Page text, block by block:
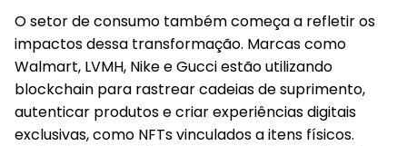
O setor de consumo também começa a refletir os
impactos dessa transformação. Marcas como
Walmart, LVMH, Nike e Gucci estão utilizando
blockchain para rastrear cadeias de suprimento,
autenticar produtos e criar experiências digitais
exclusivas, como NFTs vinculados a itens físicos.